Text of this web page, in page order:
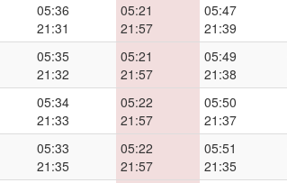
05:36
21:31
05:21
21:57
05:47
21:39
05:35
21:32
05:21
21:57
05:49
21:38
05:34
21:33
05:22
21:57
05:50
21:37
05:33
21:35
05:22
21:57
05:51
21:35